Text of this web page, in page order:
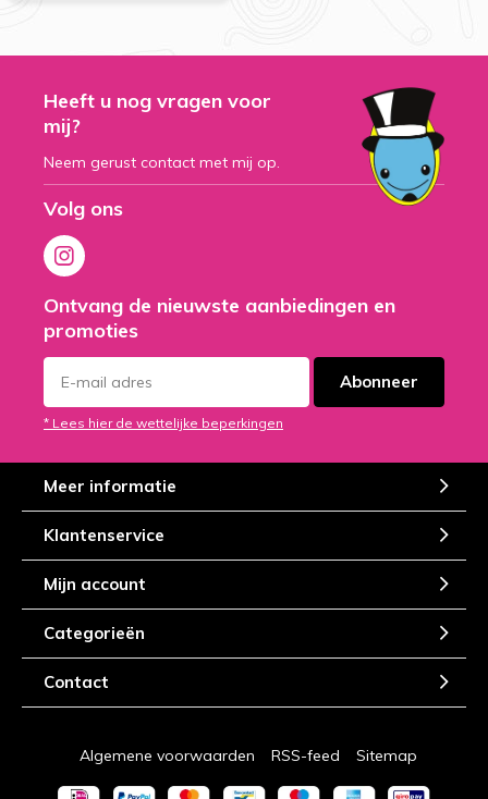
Heeft u nog vragen voor
mij?
Neem gerust contact met mij op.
Volg ons
Ontvang de nieuwste aanbiedingen en
promoties
Abonneer
* Lees hier de wettelijke beperkingen
Meer informatie
Klantenservice
Mijn account
Categorieën
Contact
Algemene voorwaarden RSS-feed Sitemap